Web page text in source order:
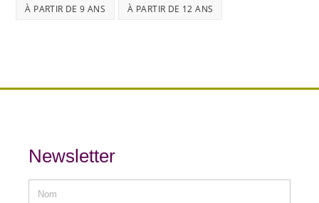
À PARTIR DE 9 ANS À PARTIR DE 12 ANS
Newsletter